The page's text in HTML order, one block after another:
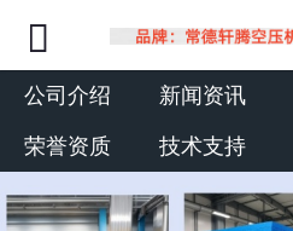

公司介绍 新闻资讯
荣誉资质 技术支持